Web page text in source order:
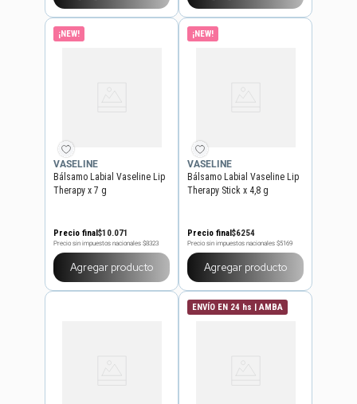
¡NEW!
VASELINE
Bálsamo Labial Vaseline Lip
Therapy x 7 g
Precio final$10.071
Precio sin impuestos nacionales $8323
Agregar producto
¡NEW!
VASELINE
Bálsamo Labial Vaseline Lip
Therapy Stick x 4,8 g
Precio final$6254
Precio sin impuestos nacionales $5169
Agregar producto
ENVÍO EN 24 hs | AMBA